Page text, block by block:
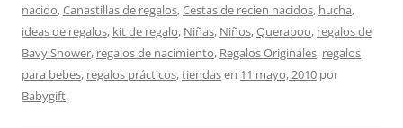
nacido,Canastillas de regalos,Cestas de recien nacidos, hucha,
ideas de regalos, kit de regalo, Niñas, Niños,Queraboo, regalos de
Bavy Shower, regalos de nacimiento, Regalos Originales, regalos
para bebes, regalos prácticos,tiendasen 11 mayo, 2010 por
Babygift.